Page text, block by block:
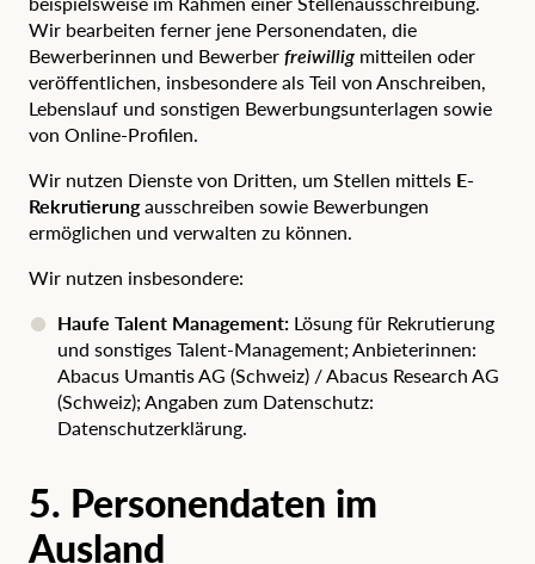
Wir bearbeiten ferner jene Personendaten, die
Bewerberinnen und Bewerberfreiwillig mitteilen oder
veröffentlichen, insbesondere als Teil von Anschreiben,
Lebenslauf und sonstigen Bewerbungsunterlagen sowie
von Online-Profilen.
Wir nutzen Dienste von Dritten, um Stellen mittels E-
Rekrutierungausschreiben sowie Bewerbungen
ermöglichen und verwalten zu können.
Wir nutzen insbesondere:
Haufe Talent Management: Lösung für Rekrutierung
und sonstiges Talent-Management; Anbieterinnen:
Abacus Umantis AG (Schweiz) / Abacus Research AG
(Schweiz); Angaben zum Datenschutz:
Datenschutzerklärung.
5. Personendaten im
Ausland